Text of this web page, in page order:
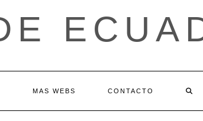
MAS WEBS CONTACTO